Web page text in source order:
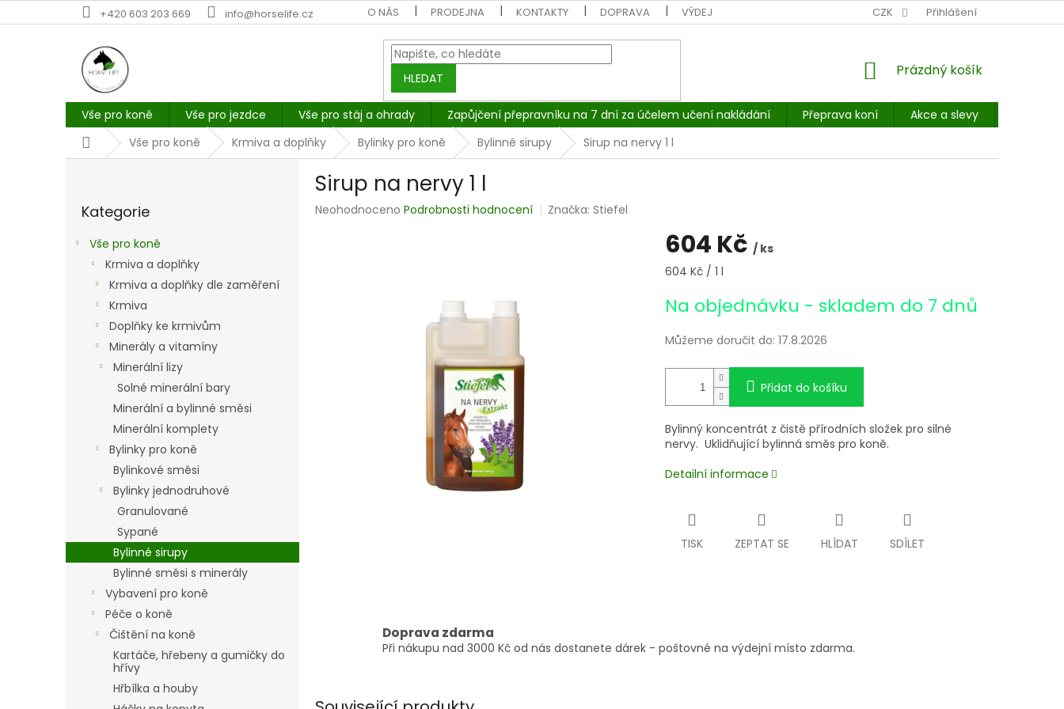
na
+420 603 203 669 info@horselife.cz O NÁS PRODEJNA KONTAKTY DOPRAVA VÝDEJNÍ MÍSTO: BALÍKOVNA, PPL, GLS, SUPERVÝDEJNY, UPS
CZK Přihlášení
HLEDAT
NÁKUPNÍ
Prázdný košík
Vše pro koně Vše pro jezdce Vše pro stáj a ohrady Zapůjčení přepravníku na 7 dní za účelem učení nakládání Přeprava koní Akce a slevy
DomůVše pro koně Krmiva a doplňky Bylinky pro koně Bylinné sirupy Sirup na nervy 1 l
kategorie
Kategorie
Vše pro koně
Krmiva a doplňky
Krmiva a doplňky dle zaměření
Krmiva
Doplňky ke krmivům
Minerály a vitamíny
Minerální lizy
Solné minerální bary
Minerální a bylinné směsi
Minerální komplety
Bylinky pro koně
Bylinkové směsi
Bylinky jednodruhové
Granulované
Sypané
Bylinné sirupy
Bylinné směsi s minerály
Vybavení pro koně
Péče o koně
Čištění na koně
Kartáče, hřebeny a gumičky do
hřívy
Hřbílka a houby
Sirup na nervy 1 l
Průměrné
Neohodnoceno Podrobnosti hodnocení Značka:Stiefel
604 Kč / ks
Měrná
604 Kč / 1 l
Na objednávku - skladem do 7 dnů
Můžeme doručit do: 17.8.2026
Přidat do košíku
Bylinný koncentrát z čistě přírodních složek pro silné
nervy. Uklidňující bylinná směs pro koně.
Detailní informace
TISK ZEPTAT SE HLÍDAT SDÍLET
Doprava zdarma
Při nákupu nad 3000 Kč od nás dostanete dárek - poštovné na výdejní místo zdarma.